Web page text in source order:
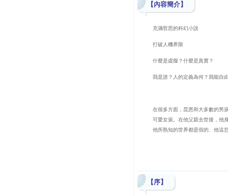
【內容簡介】
充滿哲思的科幻小說
打破人機界限
什麼是虛擬？什麼是真實？
我是誰？人的定義為何？我能自
在很多方面，昆恩和大多數的男
可愛女孩。在他父親去世後，他
他所熟知的世界都是假的、他這
【序】